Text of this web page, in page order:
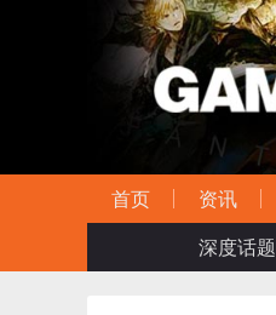
首页 资讯
深度话题